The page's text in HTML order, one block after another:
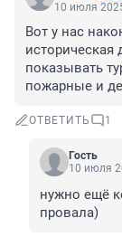
10 июля
Вот у нас
историческая
показывать
пожарные и
ОТВЕТИТЬ 1
Гость
10 июля
нужно ещё
провала)